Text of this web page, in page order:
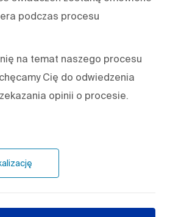
podczas procesu
na temat naszego procesu
Cię do odwiedzenia
opinii o procesie.